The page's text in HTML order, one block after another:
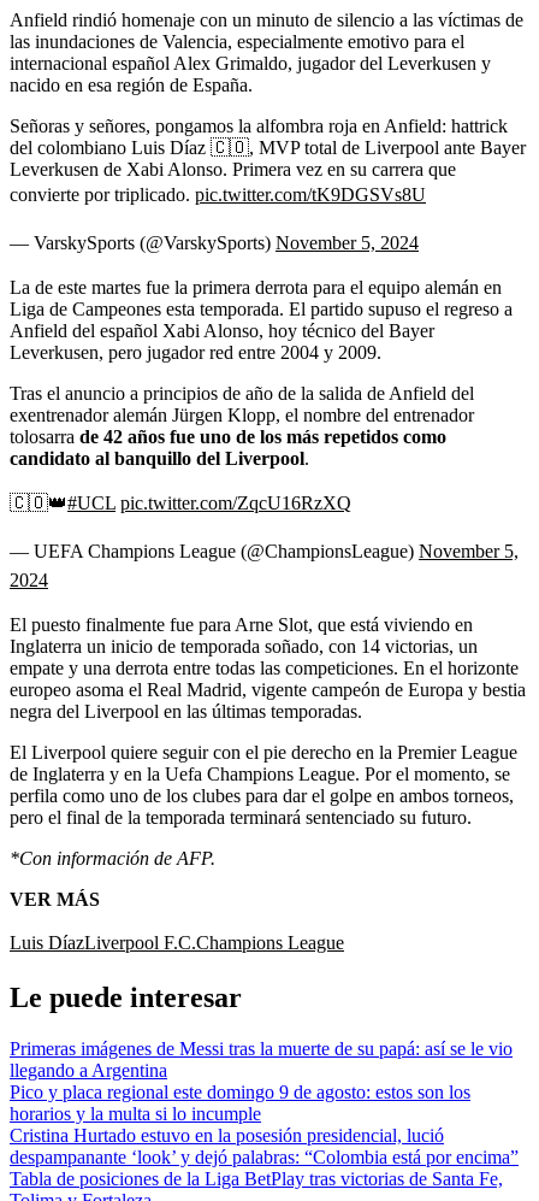
Anfield rindió homenaje con un minuto de silencio a las víctimas de
las inundaciones de Valencia, especialmente emotivo para el
internacional español Alex Grimaldo, jugador del Leverkusen y
nacido en esa región de España.
Señoras y señores, pongamos la alfombra roja en Anfield: hattrick
del colombiano Luis Díaz 🇨🇴, MVP total de Liverpool ante Bayer
Leverkusen de Xabi Alonso. Primera vez en su carrera que
convierte por triplicado. pic.twitter.com/tK9DGSVs8U
— VarskySports (@VarskySports) November 5, 2024
La de este martes fue la primera derrota para el equipo alemán en
Liga de Campeones esta temporada. El partido supuso el regreso a
Anfield del español Xabi Alonso, hoy técnico del Bayer
Leverkusen, pero jugador red entre 2004 y 2009.
Tras el anuncio a principios de año de la salida de Anfield del
exentrenador alemán Jürgen Klopp, el nombre del entrenador
tolosarra de 42 años fue uno de los más repetidos como
candidato al banquillo del Liverpool.
🇨🇴👑#UCL pic.twitter.com/ZqcU16RzXQ
— UEFA Champions League (@ChampionsLeague) November 5,
2024
El puesto finalmente fue para Arne Slot, que está viviendo en
Inglaterra un inicio de temporada soñado, con 14 victorias, un
empate y una derrota entre todas las competiciones. En el horizonte
europeo asoma el Real Madrid, vigente campeón de Europa y bestia
negra del Liverpool en las últimas temporadas.
El Liverpool quiere seguir con el pie derecho en la Premier League
de Inglaterra y en la Uefa Champions League. Por el momento, se
perfila como uno de los clubes para dar el golpe en ambos torneos,
pero el final de la temporada terminará sentenciado su futuro.
*Con información de AFP.
VER MÁS
Luis DíazLiverpool F.C.Champions League
Le puede interesar
Primeras imágenes de Messi tras la muerte de su papá: así se le vio
llegando a Argentina
Pico y placa regional este domingo 9 de agosto: estos son los
horarios y la multa si lo incumple
Cristina Hurtado estuvo en la posesión presidencial, lució
despampanante ‘look’ y dejó palabras: “Colombia está por encima”
Tabla de posiciones de la Liga BetPlay tras victorias de Santa Fe,